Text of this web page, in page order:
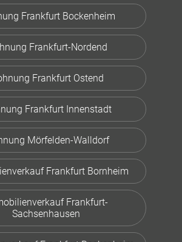
Frankfurt Bockenheim
Frankfurt-Nordend
Frankfurt Ostend
Frankfurt Innenstadt
Mörfelden-Walldorf
Frankfurt Bornheim
Frankfurt-
Sachsenhausen